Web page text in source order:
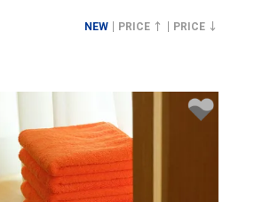
NEW PRICE ↑ PRICE ↓